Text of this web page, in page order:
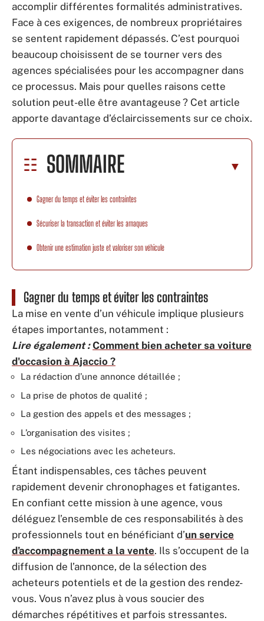
accomplir différentes formalités administratives.
Face à ces exigences, de nombreux propriétaires
se sentent rapidement dépassés. C’est pourquoi
beaucoup choisissent de se tourner vers des
agences spécialisées pour les accompagner dans
ce processus. Mais pour quelles raisons cette
solution peut-elle être avantageuse ? Cet article
apporte davantage d’éclaircissements sur ce choix.
SOMMAIRE
Gagner du temps et éviter les contraintes
Sécuriser la transaction et éviter les arnaques
Obtenir une estimation juste et valoriser son véhicule
Gagner du temps et éviter les contraintes
La mise en vente d’un véhicule implique plusieurs
étapes importantes, notamment :
Lire également : Comment bien acheter sa voiture
d'occasion à Ajaccio ?
La rédaction d’une annonce détaillée ;
La prise de photos de qualité ;
La gestion des appels et des messages ;
L’organisation des visites ;
Les négociations avec les acheteurs.
Étant indispensables, ces tâches peuvent
rapidement devenir chronophages et fatigantes.
En confiant cette mission à une agence, vous
déléguez l’ensemble de ces responsabilités à des
professionnels tout en bénéficiant d’un service
d’accompagnement a la vente. Ils s’occupent de la
diffusion de l’annonce, de la sélection des
acheteurs potentiels et de la gestion des rendez-
vous. Vous n’avez plus à vous soucier des
démarches répétitives et parfois stressantes.